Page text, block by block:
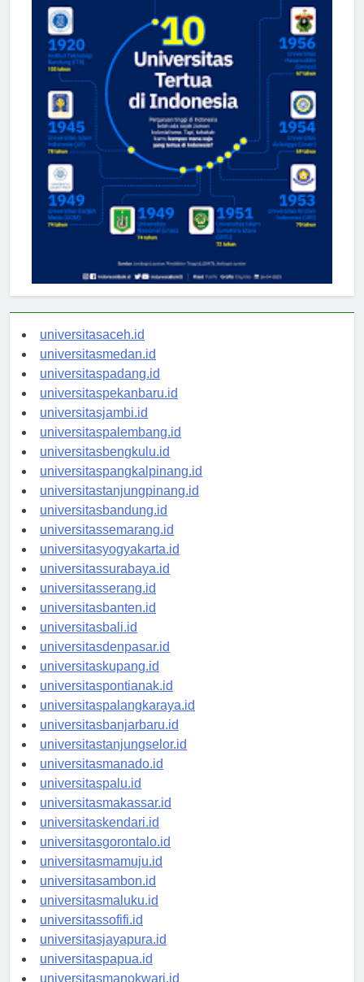
universitasaceh.id
universitasmedan.id
universitaspadang.id
universitaspekanbaru.id
universitasjambi.id
universitaspalembang.id
universitasbengkulu.id
universitaspangkalpinang.id
universitastanjungpinang.id
universitasbandung.id
universitassemarang.id
universitasyogyakarta.id
universitassurabaya.id
universitasserang.id
universitasbanten.id
universitasbali.id
universitasdenpasar.id
universitaskupang.id
universitaspontianak.id
universitaspalangkaraya.id
universitasbanjarbaru.id
universitastanjungselor.id
universitasmanado.id
universitaspalu.id
universitasmakassar.id
universitaskendari.id
universitasgorontalo.id
universitasmamuju.id
universitasambon.id
universitasmaluku.id
universitassofifi.id
universitasjayapura.id
universitaspapua.id